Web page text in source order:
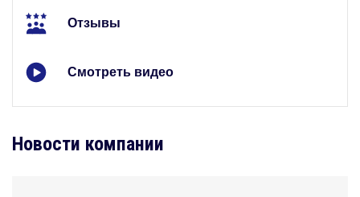
Отзывы
Смотреть видео
Новости компании